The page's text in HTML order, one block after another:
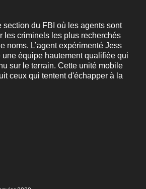
section du FBI où les agents sont
les criminels les plus recherchés
noms. L’agent expérimenté Jess
une équipe hautement qualifiée qui
sur le terrain. Cette unité mobile
ceux qui tentent d'échapper à la